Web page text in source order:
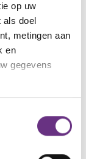
op uw
als doel
metingen aan
en
gegevens
actief te
en